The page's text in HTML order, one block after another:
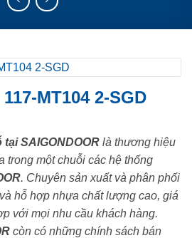
MT104 2-SGD
SAIGONDOOR là thương hiệu
trong một chuỗi các hệ thống
. Chuyên sản xuất và phân phối
hỗ hợp nhựa chất lượng cao, giá
với mọi nhu cầu khách hàng.
còn có những chính sách bán